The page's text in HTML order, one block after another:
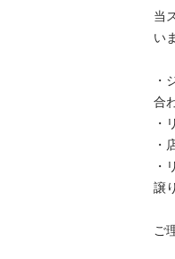
当
い
・
合
・
・
・
譲
ご